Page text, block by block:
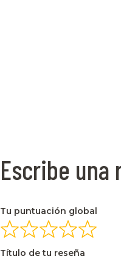
Escribe una
Tu puntuación global
Título de tu reseña